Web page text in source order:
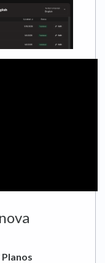
Planos